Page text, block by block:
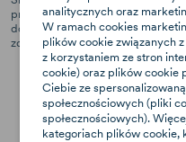
przyjęcie przez niemowlęta
dodatkowa warstwa
zderzenia bocznego.
analitycznych oraz
W ramach cookies
plików cookie związanych
z korzystaniem ze stron
cookie) oraz plików cookie
Ciebie ze
społecznościowych (pliki
społecznościowych).
kategoriach plików cookie,